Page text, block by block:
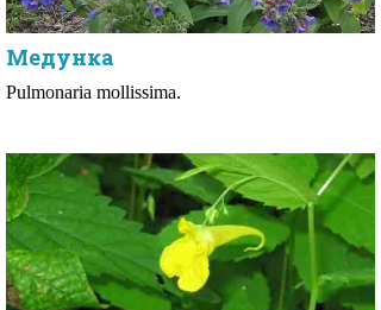
Медунка
Pulmonaria mollissima.